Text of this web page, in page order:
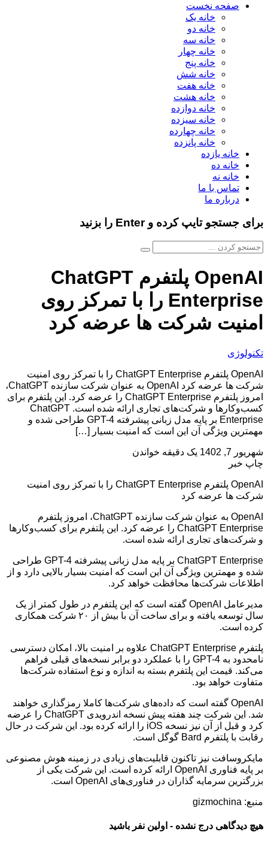
صفحه نخست
خانه یک
خانه دو
خانه سه
خانه چهار
خانه پنج
خانه شش
خانه هفت
خانه هشت
خانه دوازده
خانه سیزده
خانه چهارده
خانه پانزده
خانه یازده
خانه ده
خانه نه
تماس با ما
درباره ما
برای جستجو تایپ کرده و Enter را بزنید
OpenAI پلتفرم ChatGPT
Enterprise را با تمرکز روی
امنیت شرکت ها عرضه کرد
تکنولوژی
OpenAI پلتفرم ChatGPT Enterprise را با تمرکز روی امنیت
شرکت ها عرضه کرد OpenAI به عنوان شرکت سازنده ChatGPT،
امروز پلتفرم ChatGPT Enterprise را عرضه کرد. این پلتفرم برای
کسب‌وکارها و شرکت‌های تجاری ارائه شده است. ChatGPT
Enterprise بر پایه مدل زبانی پیشرفته GPT-4 طراحی شده و
مهمترین ویژگی آن این است که امنیت بسیار […]
شهریور 7, 1402
یک دقیقه خواندن
چاپ خبر
OpenAI پلتفرم ChatGPT Enterprise را با تمرکز روی امنیت
شرکت ها عرضه کرد
OpenAI به عنوان شرکت سازنده ChatGPT، امروز پلتفرم
ChatGPT Enterprise را عرضه کرد. این پلتفرم برای کسب‌وکارها
و شرکت‌های تجاری ارائه شده است.
ChatGPT Enterprise بر پایه مدل زبانی پیشرفته GPT-4 طراحی
شده و مهمترین ویژگی آن این است که امنیت بسیار بالایی دارد و از
اطلاعات شرکت‌ها محافظت خواهد کرد.
مدیرعامل OpenAI گفته است که این پلتفرم در طول کمتر از یک
سال توسعه یافته و برای ساخت آن با بیش از ۲۰ شرکت همکاری
کرده است.
پلتفرم ChatGPT Enterprise علاوه بر امنیت بالا، امکان دسترسی
نامحدود به GPT-4 را با عملکرد دو برابر نسخه‌های قبلی فراهم
می‌کند. قیمت این پلتفرم بسته به اندازه و نوع استفاده شرکت‌ها
متفاوت خواهد بود.
OpenAI گفته است که داده‌های شرکت‌ها کاملا رمزگذاری خواهند
شد. این شرکت چند هفته پیش نسخه اندرویدی ChatGPT را عرضه
کرد و قبل از آن نیز نسخه iOS را ارائه کرده بود. این شرکت در حال
رقابت با پلتفرم Bard گوگل است.
مایکروسافت نیز تاکنون قابلیت‌های زیادی در زمینه هوش مصنوعی
بر پایه فناوری OpenAI ارائه کرده است. این شرکت یکی از
بزرگترین سرمایه گذاران در فناوری‌های OpenAI است.
منبع: gizmochina
هیچ دیدگاهی درج نشده - اولین نفر باشید